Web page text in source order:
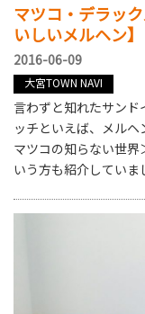
マツコ・デラッ
いしいメルヘン】
2016-06-09
大宮TOWN NAVI
言わずと知れたサン
ッチといえば、メル
マツコの知らない世
いう方も紹介してい